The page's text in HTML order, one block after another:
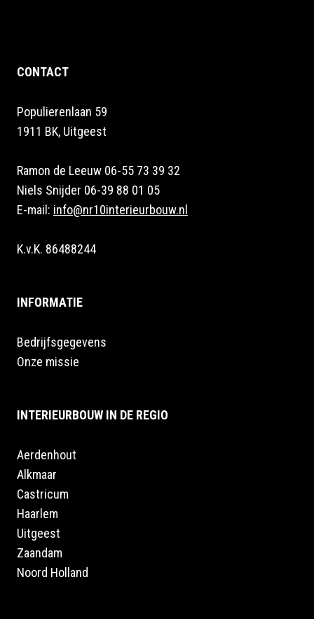
CONTACT
Populierenlaan 59
1911 BK, Uitgeest
Ramon de Leeuw 06-55 73 39 32
Niels Snijder 06-39 88 01 05
E-mail: info@nr10interieurbouw.nl
K.v.K. 86488244
INFORMATIE
Bedrijfsgegevens
Onze missie
INTERIEURBOUW IN DE REGIO
Aerdenhout
Alkmaar
Castricum
Haarlem
Uitgeest
Zaandam
Noord Holland